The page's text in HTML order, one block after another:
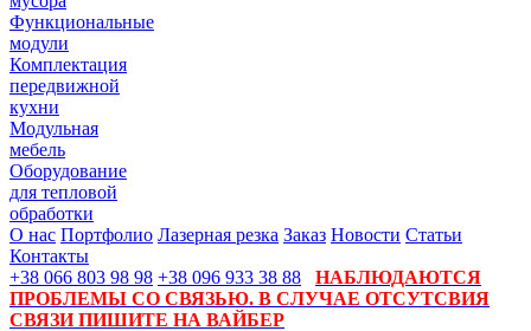
Функциональные
модули
Комплектация
передвижной
кухни
Модульная
мебель
Оборудование
для тепловой
обработки
О нас Портфолио Лазерная резка Заказ Новости Статьи
Контакты
+38 066 803 98 98 +38 096 933 38 88
НАБЛЮДАЮТСЯ
ПРОБЛЕМЫ СО СВЯЗЬЮ. В СЛУЧАЕ ОТСУТСВИЯ
СВЯЗИ ПИШИТЕ НА ВАЙБЕР